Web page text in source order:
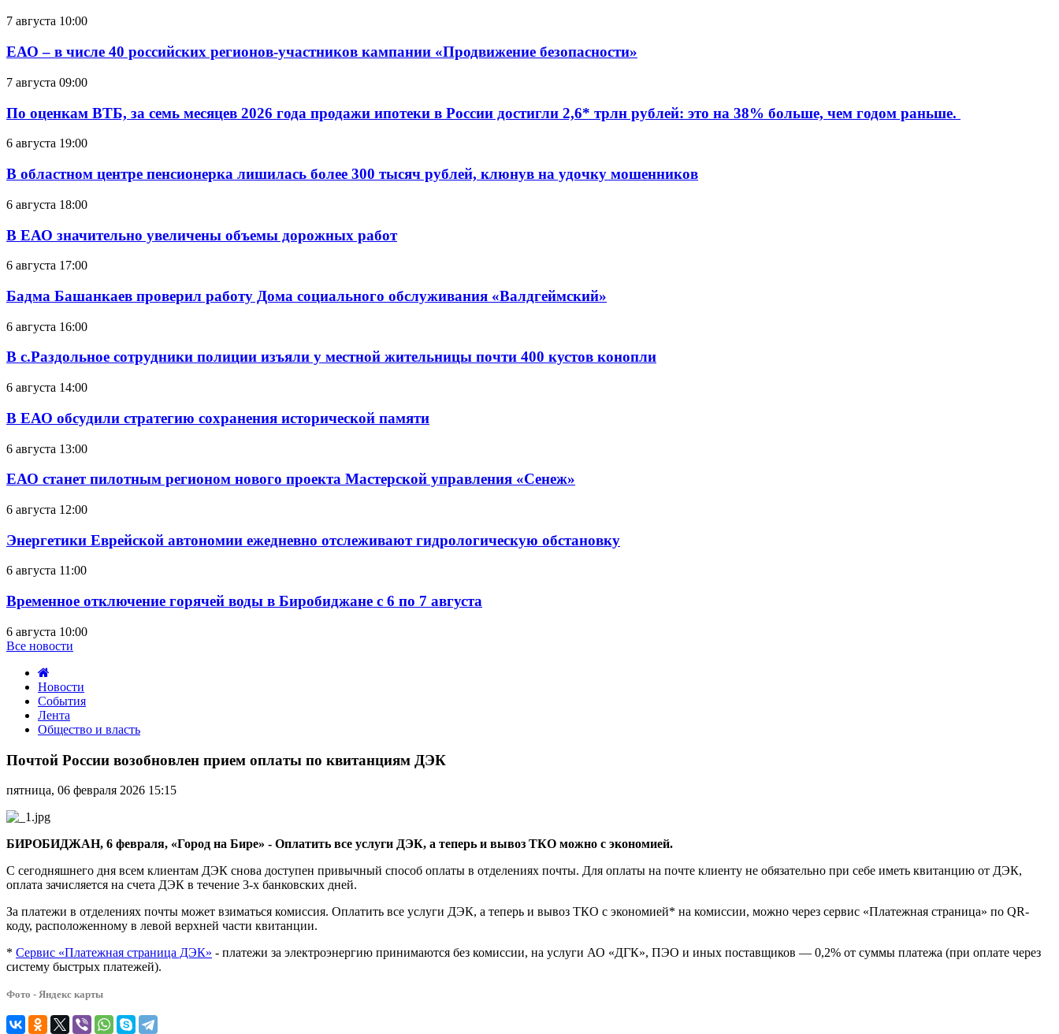
7 августа 10:00
ЕАО – в числе 40 российских регионов-участников кампании «Продвижение безопасности»
7 августа 09:00
По оценкам ВТБ, за семь месяцев 2026 года продажи ипотеки в России достигли 2,6* трлн рублей: это на 38% больше, чем годом раньше.
6 августа 19:00
В областном центре пенсионерка лишилась более 300 тысяч рублей, клюнув на удочку мошенников
6 августа 18:00
В ЕАО значительно увеличены объемы дорожных работ
6 августа 17:00
Бадма Башанкаев проверил работу Дома социального обслуживания «Валдгеймский»
6 августа 16:00
В с.Раздольное сотрудники полиции изъяли у местной жительницы почти 400 кустов конопли
6 августа 14:00
В ЕАО обсудили стратегию сохранения исторической памяти
6 августа 13:00
ЕАО станет пилотным регионом нового проекта Мастерской управления «Сенеж»
6 августа 12:00
Энергетики Еврейской автономии ежедневно отслеживают гидрологическую обстановку
6 августа 11:00
Временное отключение горячей воды в Биробиджане с 6 по 7 августа
6 августа 10:00
Все новости
Новости
События
Лента
Общество и власть
России
прием
оплаты
по
квитанциям
ДЭК
Почтой России возобновлен прием оплаты по квитанциям ДЭК
пятница, 06 февраля 2026 15:15
БИРОБИДЖАН, 6 февраля, «Город на Бире» - Оплатить все услуги ДЭК, а теперь и вывоз ТКО можно с экономией.
С сегодняшнего дня всем клиентам ДЭК снова доступен привычный способ оплаты в отделениях почты. Для оплаты на почте клиенту не обязательно при себе иметь квитанцию от ДЭК,
оплата зачисляется на счета ДЭК в течение 3-х банковских дней.
За платежи в отделениях почты может взиматься комиссия. Оплатить все услуги ДЭК, а теперь и вывоз ТКО с экономией* на комиссии, можно через сервис «Платежная страница» по QR-
коду, расположенному в левой верхней части квитанции.
* Сервис «Платежная страница ДЭК» - платежи за электроэнергию принимаются без комиссии, на услуги АО «ДГК», ПЭО и иных поставщиков — 0,2% от суммы платежа (при оплате через
систему быстрых платежей).
Фото - Яндекс карты